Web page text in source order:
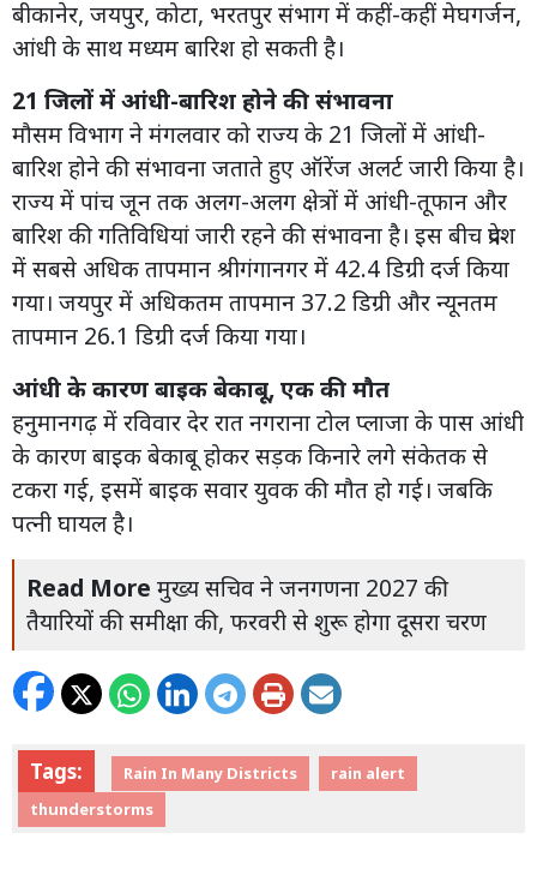
बीकानेर, जयपुर, कोटा, भरतपुर संभाग में कहीं-कहीं मेघगर्जन,
आंधी के साथ मध्यम बारिश हो सकती है।
21 जिलों में आंधी-बारिश होने की संभावना
मौसम विभाग ने मंगलवार को राज्य के 21 जिलों में आंधी-
बारिश होने की संभावना जताते हुए ऑरेंज अलर्ट जारी किया है।
राज्य में पांच जून तक अलग-अलग क्षेत्रों में आंधी-तूफान और
बारिश की गतिविधियां जारी रहने की संभावना है। इस बीच प्रदेश
में सबसे अधिक तापमान श्रीगंगानगर में 42.4 डिग्री दर्ज किया
गया। जयपुर में अधिकतम तापमान 37.2 डिग्री और न्यूनतम
तापमान 26.1 डिग्री दर्ज किया गया।
आंधी के कारण बाइक बेकाबू, एक की मौत
हनुमानगढ़ में रविवार देर रात नगराना टोल प्लाजा के पास आंधी
के कारण बाइक बेकाबू होकर सड़क किनारे लगे संकेतक से
टकरा गई, इसमें बाइक सवार युवक की मौत हो गई। जबकि
पत्नी घायल है।
Read More मुख्य सचिव ने जनगणना 2027 की
तैयारियों की समीक्षा की, फरवरी से शुरू होगा दूसरा चरण
Tags: Rain In Many Districts
rain alert
thunderstorms